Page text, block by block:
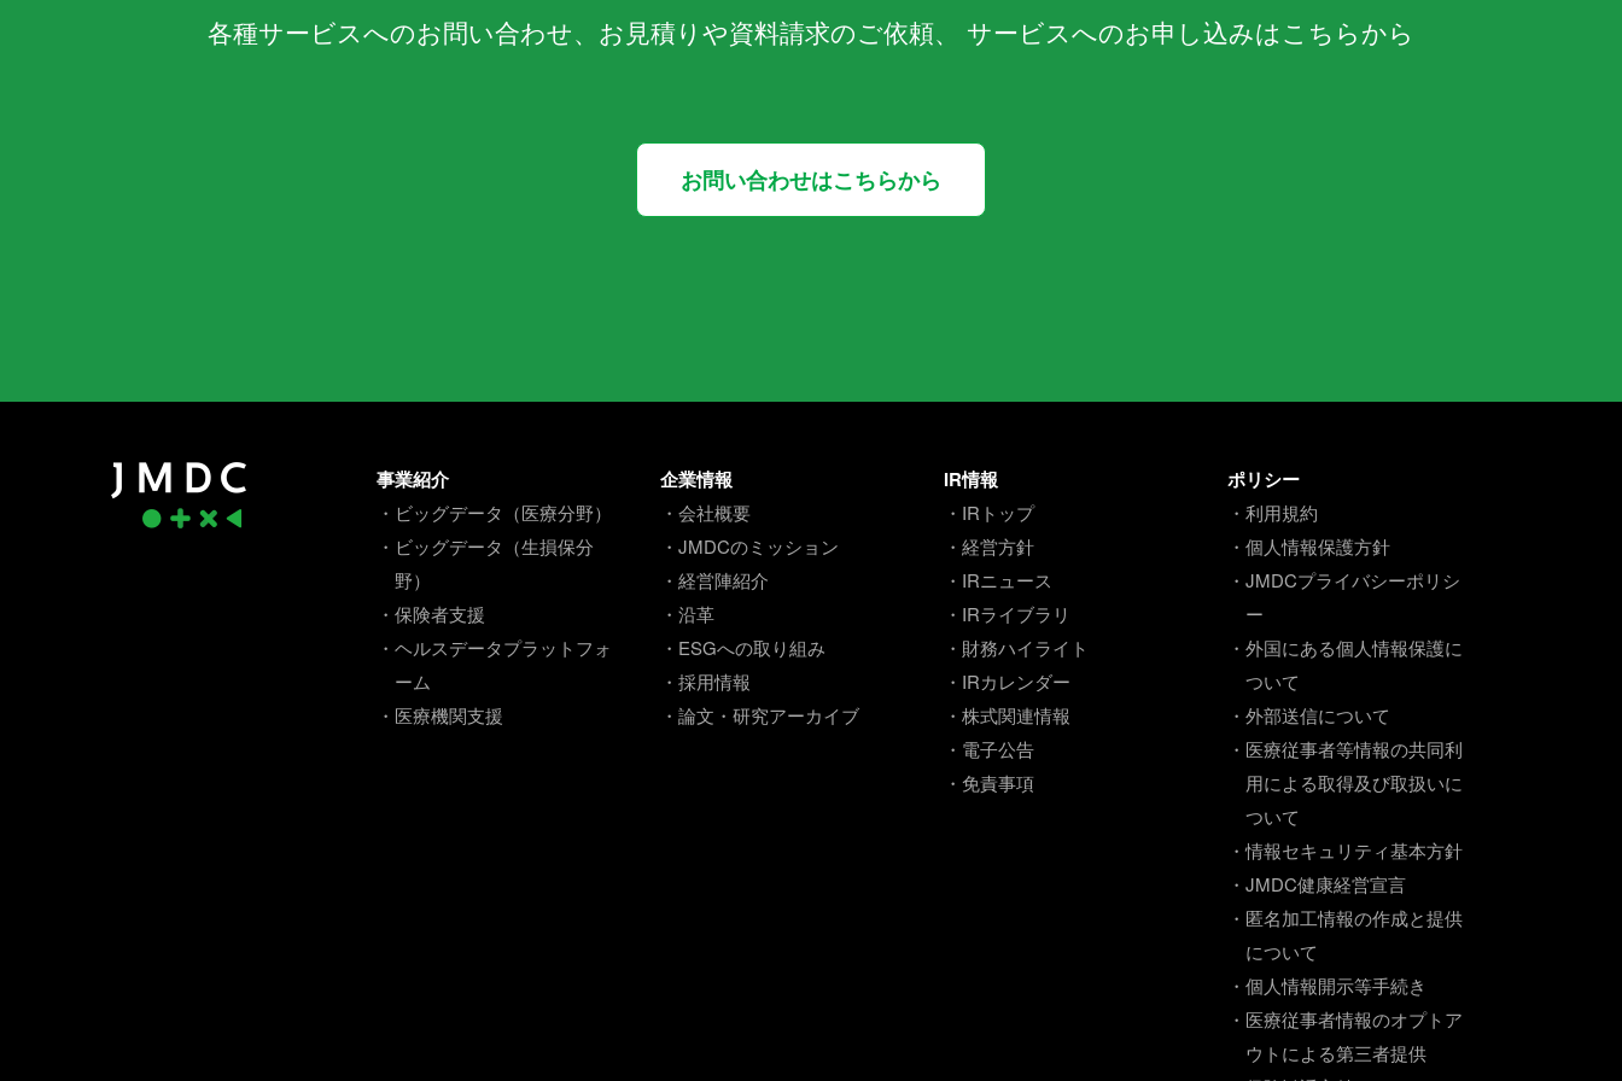
各種サービスへのお問い合わせ、お見積りや資料請求のご依頼、 サービスへのお申し込みはこちらから
お問い合わせはこちらから
事業紹介
・ビッグデータ（医療分野）
・ビッグデータ（生損保分
野）
・保険者支援
・ヘルスデータプラットフォ
ーム
・医療機関支援
企業情報
・会社概要
・JMDCのミッション
・経営陣紹介
・沿革
・ESGへの取り組み
・採用情報
・論文・研究アーカイブ
IR情報
・IRトップ
・経営方針
・IRニュース
・IRライブラリ
・財務ハイライト
・IRカレンダー
・株式関連情報
・電子公告
・免責事項
ポリシー
・利用規約
・個人情報保護方針
・JMDCプライバシーポリシ
ー
・外国にある個人情報保護に
ついて
・外部送信について
・医療従事者等情報の共同利
用による取得及び取扱いに
ついて
・情報セキュリティ基本方針
・JMDC健康経営宣言
・匿名加工情報の作成と提供
について
・個人情報開示等手続き
・医療従事者情報のオプトア
ウトによる第三者提供